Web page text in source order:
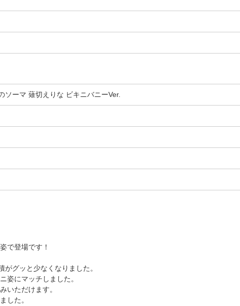
ソーマ 薙切えりな ビキニバニーVer.
で登場です！
グッと少なくなりました。
姿にマッチしました。
いただけます。
した。